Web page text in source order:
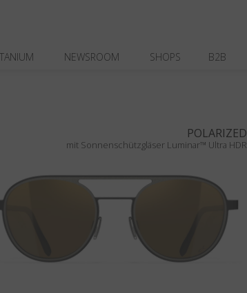
NEWSROOM SHOPS B2B
POLARIZED
mit Sonnenschützgläser Luminar™ Ultra HDR